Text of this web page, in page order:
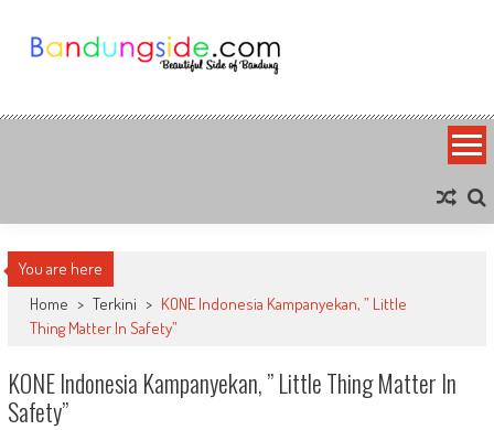
content
Bandung Side
You are here
Home > Terkini > KONE Indonesia Kampanyekan, ” Little
Thing Matter In Safety”
KONE Indonesia Kampanyekan, ” Little Thing Matter In
Safety”